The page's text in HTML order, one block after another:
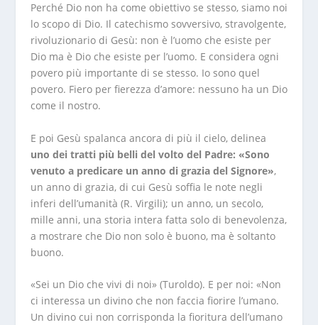
Perché Dio non ha come obiettivo se stesso, siamo noi
lo scopo di Dio. Il catechismo sovversivo, stravolgente,
rivoluzionario di Gesù: non è l’uomo che esiste per
Dio ma è Dio che esiste per l’uomo. E considera ogni
povero più importante di se stesso. Io sono quel
povero. Fiero per fierezza d’amore: nessuno ha un Dio
come il nostro.
E poi Gesù spalanca ancora di più il cielo, delinea
uno dei tratti più belli del volto del Padre: «Sono
venuto a predicare un anno di grazia del Signore»,
un anno di grazia, di cui Gesù soffia le note negli
inferi dell’umanità (R. Virgili); un anno, un secolo,
mille anni, una storia intera fatta solo di benevolenza,
a mostrare che Dio non solo è buono, ma è soltanto
buono.
«Sei un Dio che vivi di noi» (Turoldo). E per noi: «Non
ci interessa un divino che non faccia fiorire l’umano.
Un divino cui non corrisponda la fioritura dell’umano